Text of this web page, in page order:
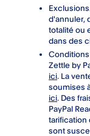
d'annuler,
totalité ou
dans des
Zettle by
ici. La
soumises
ici. Des
PayPal
tarification
sont